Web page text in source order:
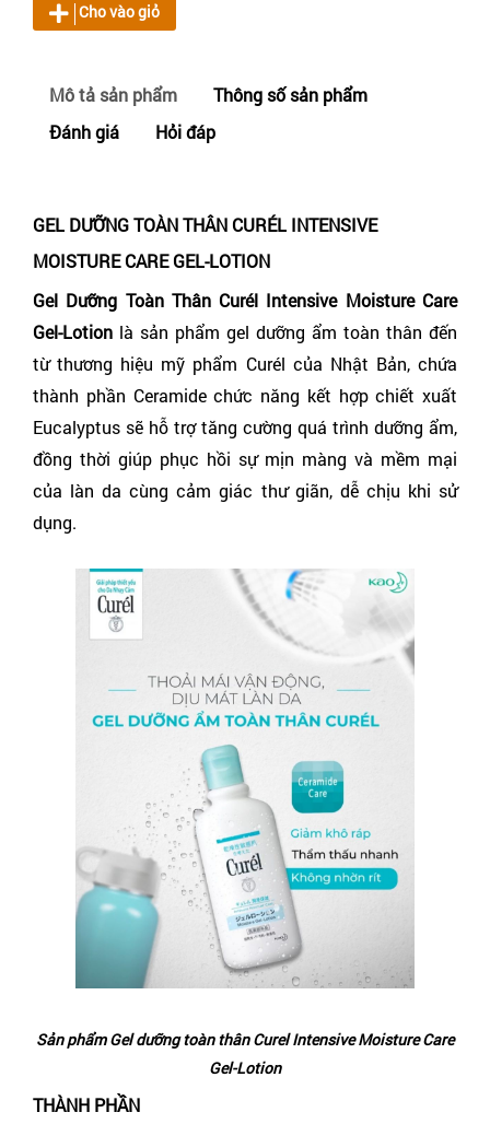
Cho vào giỏ
Mô tả sản phẩm
Thông số sản phẩm
Đánh giá
Hỏi đáp
GEL DƯỠNG TOÀN THÂN CURÉL INTENSIVE
MOISTURE CARE GEL-LOTION
Gel Dưỡng Toàn Thân Curél Intensive Moisture Care
Gel-Lotion là sản phẩm gel dưỡng ẩm toàn thân đến
từ thương hiệu mỹ phẩm Curél của Nhật Bản, chứa
thành phần Ceramide chức năng kết hợp chiết xuất
Eucalyptus sẽ hỗ trợ tăng cường quá trình dưỡng ẩm,
đồng thời giúp phục hồi sự mịn màng và mềm mại
của làn da cùng cảm giác thư giãn, dễ chịu khi sử
dụng.
Sản phẩm Gel dưỡng toàn thân Curel Intensive Moisture Care
Gel-Lotion
THÀNH PHẦN